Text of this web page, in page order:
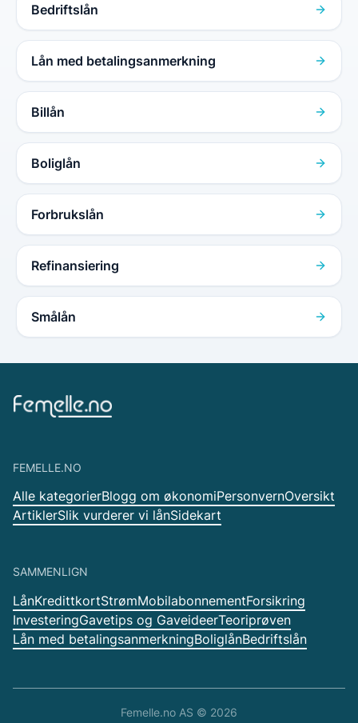
Bedriftslån
Lån med betalingsanmerkning
Billån
Boliglån
Forbrukslån
Refinansiering
Smålån
FEMELLE.NO
Alle kategorierBlogg om økonomiPersonvernOversikt
ArtiklerSlik vurderer vi lånSidekart
SAMMENLIGN
LånKredittkortStrømMobilabonnementForsikring
InvesteringGavetips og GaveideerTeoriprøven
Lån med betalingsanmerkningBoliglånBedriftslån
Femelle.no AS © 2026